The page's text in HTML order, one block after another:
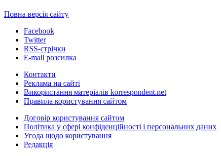
Повна версія сайту
Facebook
Twitter
RSS-стрічки
E-mail розсилка
Контакти
Реклама на сайті
Використання матеріалів korrespondent.net
Правила користування сайтом
Договір користування сайтом
Політика у сфері конфіденційності і персональних даних
Угода щодо користування
Редакція